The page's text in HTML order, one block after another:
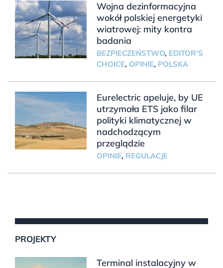
Wojna dezinformacyjna
wokół polskiej energetyki
wiatrowej: mity kontra
badania
BEZPIECZEŃSTWO, EDITOR'S
CHOICE, OPINIE, POLSKA
Eurelectric apeluje, by UE
utrzymała ETS jako filar
polityki klimatycznej w
nadchodzącym
przeglądzie
OPINIE, REGULACJE
PROJEKTY
Terminal instalacyjny w